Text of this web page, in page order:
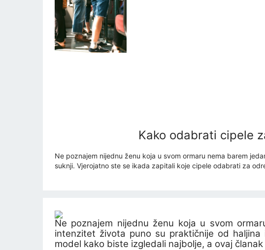
Kako odabrati cipele
Ne poznajem nijednu ženu koja u svom ormaru nema barem
suknji. Vjerojatno ste se ikada zapitali koje cipele odabrati za
Ne poznajem nijednu ženu koja u svom
intenzitet života puno su praktičnije od
model kako biste izgledali najbolje, a ovaj